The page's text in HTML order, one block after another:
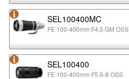
SEL100400MC
FE 100-400mm F4.5 GM OSS
SEL100400
FE 100-400mm F5.6-8 OSS